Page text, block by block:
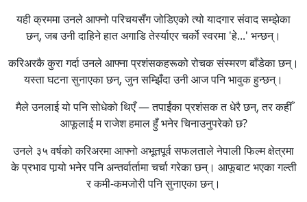
यही क्रममा उनले आफ्नो परिचयसँग जोडिएको त्यो यादगार संवाद सम्झेका
छन्, जब उनी दाहिने हात अगाडि तेर्स्याएर चर्को स्वरमा 'हे...' भन्छन्।
करिअरकै कुरा गर्दा उनले आफ्ना प्रशंसकहरूको रोचक संस्मरण बाँडेका छन्।
यस्ता घटना सुनाएका छन्, जुन सम्झिँदा उनी आज पनि भावुक हुन्छन्।
मैले उनलाई यो पनि सोधेको थिएँ — तपाईंका प्रशंसक त धेरै छन्, तर कहीँ
आफूलाई म राजेश हमाल हुँ भनेर चिनाउनुपरेको छ?
उनले ३५ वर्षको करिअरमा आफ्नो अभूतपूर्व सफलताले नेपाली फिल्म क्षेत्रमा
के प्रभाव पार्‍यो भनेर पनि अन्तर्वार्तामा चर्चा गरेका छन्। आफूबाट भएका गल्ती
र कमी-कमजोरी पनि सुनाएका छन्।